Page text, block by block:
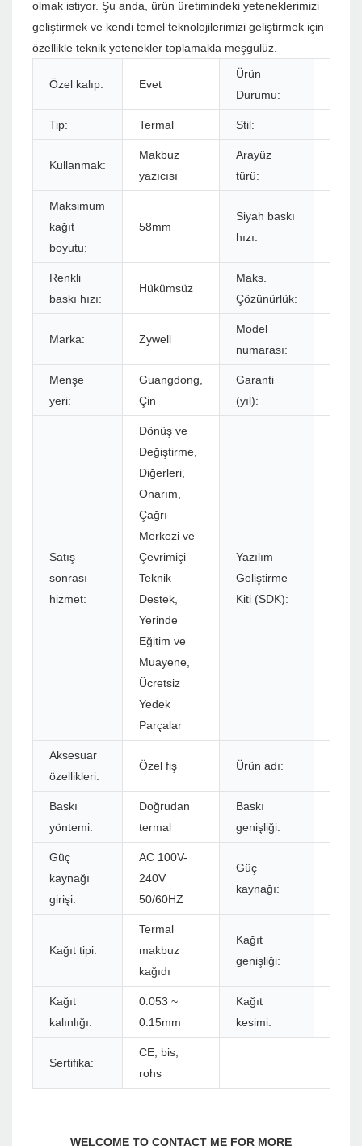
olmak istiyor. Şu anda, ürün üretimindeki yeteneklerimizi
geliştirmek ve kendi temel teknolojilerimizi geliştirmek için
özellikle teknik yetenekler toplamakla meşgulüz.
Özel kalıp: Evet
Ürün
Durumu:
Tip: Termal Stil:
Kullanmak:
Makbuz
yazıcısı
Arayüz
türü:
Maksimum
kağıt
boyutu:
58mm
Siyah baskı
hızı:
Renkli
baskı hızı:
Hükümsüz
Maks.
Çözünürlük:
Marka: Zywell
Model
numarası:
Menşe
yeri:
Guangdong,
Çin
Garanti
(yıl):
Satış
sonrası
hizmet:
Dönüş ve
Değiştirme,
Diğerleri,
Onarım,
Çağrı
Merkezi ve
Çevrimiçi
Teknik
Destek,
Yerinde
Eğitim ve
Muayene,
Ücretsiz
Yedek
Parçalar
Yazılım
Geliştirme
Kiti (SDK):
Aksesuar
özellikleri:
Özel fiş Ürün adı:
Baskı
yöntemi:
Doğrudan
termal
Baskı
genişliği:
Güç
kaynağı
girişi:
AC 100V-
240V
50/60HZ
Güç
kaynağı:
Kağıt tipi:
Termal
makbuz
kağıdı
Kağıt
genişliği:
Kağıt
kalınlığı:
0.053 ~
0.15mm
Kağıt
kesimi:
Sertifika:
CE, bis,
rohs